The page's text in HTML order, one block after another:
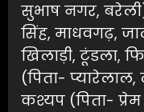
सुभाष नगर,
सिंह, माधवगढ़,
खिलाड़ी, टूंडला,
(पिता-
कश्यप (पिता-